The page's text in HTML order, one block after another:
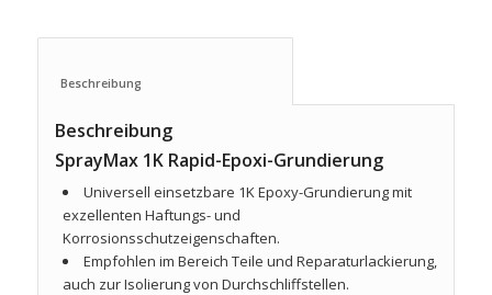
Beschreibung
SprayMax 1K Rapid-Epoxi-Grundierung
Universell einsetzbare 1K Epoxy-Grundierung mit
exzellenten Haftungs- und
Korrosionsschutzeigenschaften.
Empfohlen im Bereich Teile und Reparaturlackierung,
auch zur Isolierung von Durchschliffstellen.